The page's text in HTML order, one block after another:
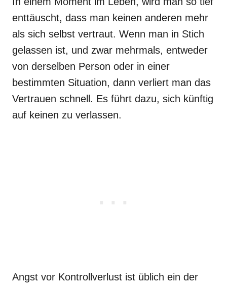
enttäuscht, dass man keinen anderen mehr
als sich selbst vertraut. Wenn man in Stich
gelassen ist, und zwar mehrmals, entweder
von derselben Person oder in einer
bestimmten Situation, dann verliert man das
Vertrauen schnell. Es führt dazu, sich künftig
auf keinen zu verlassen.
Angst vor Kontrollverlust ist üblich ein der